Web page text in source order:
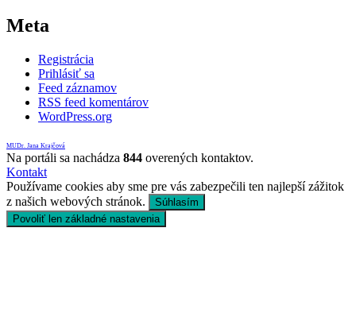
Meta
Registrácia
Prihlásiť sa
Feed záznamov
RSS feed komentárov
WordPress.org
MUDr. Jana Krajčová
Na portáli sa nachádza 844 overených kontaktov.
Kontakt
Používame cookies aby sme pre vás zabezpečili ten najlepší zážitok
z našich webových stránok.
Súhlasím
Povoliť len základné nastavenia